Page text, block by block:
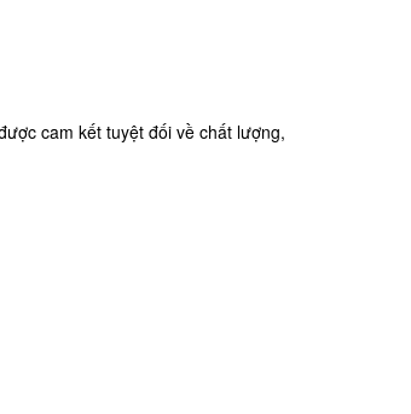
cam kết tuyệt đối về chất lượng,